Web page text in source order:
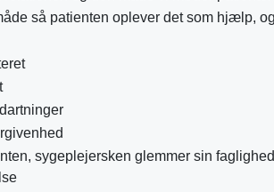
så patienten oplever det som hjælp,
sygeplejersken glemmer sin